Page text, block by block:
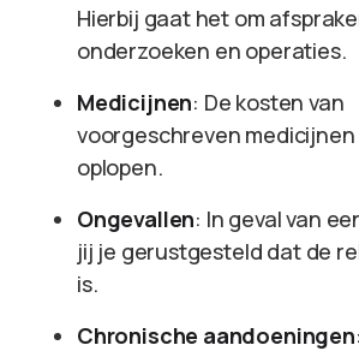
Hierbij gaat het om
onderzoeken en operaties.
Medicijnen: De kosten van
voorgeschreven
oplopen.
Ongevallen: In geval van
jij je gerustgesteld dat de
is.
Chronische aandoeningen